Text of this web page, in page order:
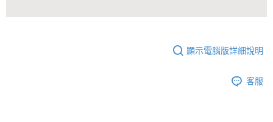
顯示電腦版詳細說明
客服